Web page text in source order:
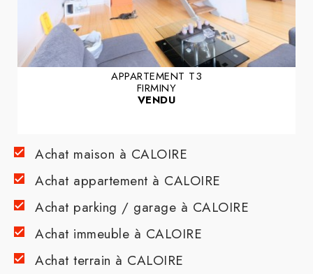
APPARTEMENT T3
FIRMINY
VENDU
Achat maison à CALOIRE
Achat appartement à CALOIRE
Achat parking / garage à CALOIRE
Achat immeuble à CALOIRE
Achat terrain à CALOIRE